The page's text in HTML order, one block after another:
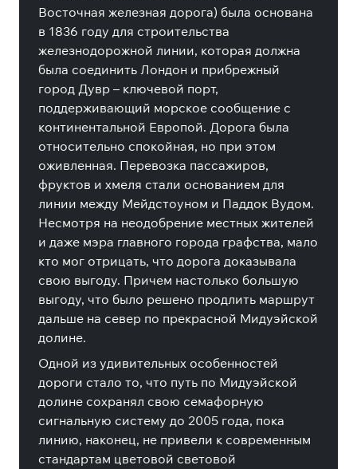
Восточная железная дорога) была основана
в 1836 году для строительства
железнодорожной линии, которая должна
была соединить Лондон и прибрежный
город Дувр – ключевой порт,
поддерживающий морское сообщение с
континентальной Европой. Дорога была
относительно спокойная, но при этом
оживленная. Перевозка пассажиров,
фруктов и хмеля стали основанием для
линии между Мейдстоуном и Паддок Вудом.
Несмотря на неодобрение местных жителей
и даже мэра главного города графства, мало
кто мог отрицать, что дорога доказывала
свою выгоду. Причем настолько большую
выгоду, что было решено продлить маршрут
дальше на север по прекрасной Мидуэйской
долине.
Одной из удивительных особенностей
дороги стало то, что путь по Мидуэйской
долине сохранял свою семафорную
сигнальную систему до 2005 года, пока
линию, наконец, не привели к современным
стандартам цветовой световой